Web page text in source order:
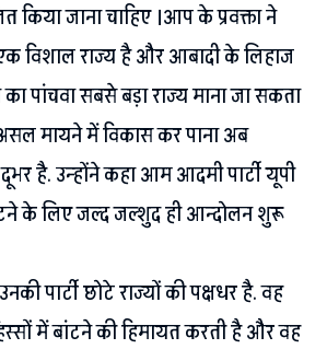
किया जाना चाहिए ।आप के प्रवक्ता ने
एक विशाल राज्य है और आबादी के लिहाज
पांचवा सबसे बड़ा राज्य माना जा सकता
मायने में विकास कर पाना अब
है. उन्होंने कहा आम आदमी पार्टी यूपी
के लिए जल्द जल्शुद ही आन्दोलन शुरू
पार्टी छोटे राज्यों की पक्षधर है. वह
में बांटने की हिमायत करती है और वह